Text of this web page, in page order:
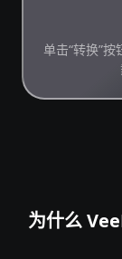
单击“转换”
为什么